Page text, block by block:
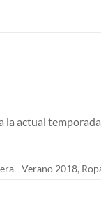
actual
- Verano 2018,